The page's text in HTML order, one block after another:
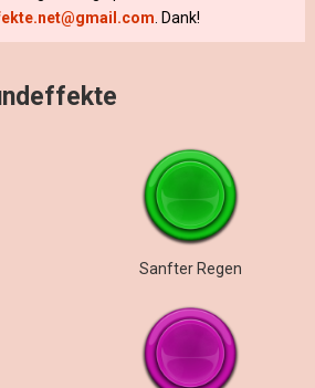
. Dank!
Sanfter Regen